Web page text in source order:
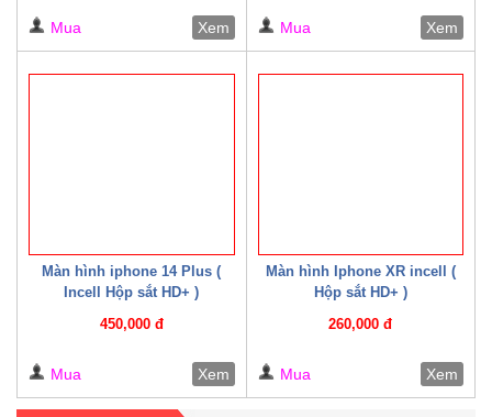
Mua Xem Mua Xem
Màn hình iphone 14 Plus (
Incell Hộp sắt HD+ )
450,000 đ
Mua Xem
Màn hình Iphone XR incell (
Hộp sắt HD+ )
260,000 đ
Mua Xem